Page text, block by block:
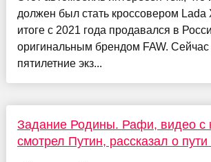
должен был стать кроссовером Lada
итоге с 2021 года продавался в
оригинальным брендом FAW. Сейчас
пятилетние экз...
Задание Родины. Рафи, видео с
смотрел Путин, рассказал о